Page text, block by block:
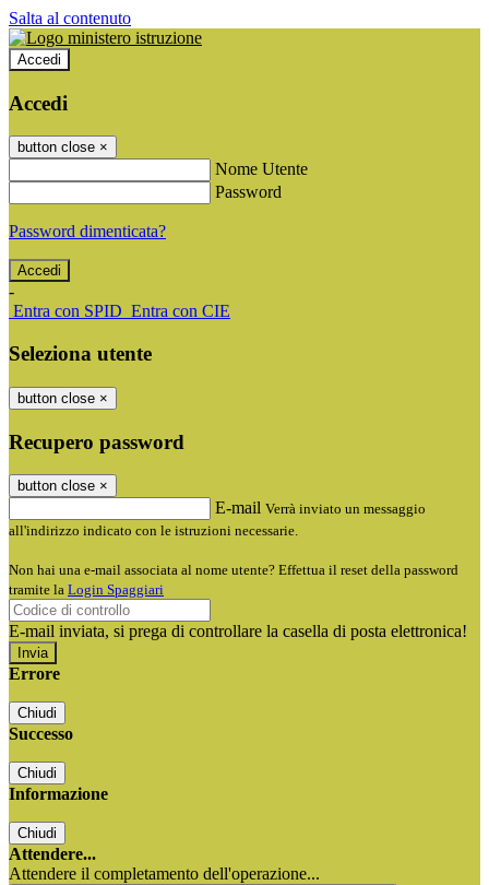
Salta al contenuto
Accedi
Accedi
button close ×
Nome Utente
Password
Password dimenticata?
-
Entra con SPID Entra con CIE
Seleziona utente
button close ×
Recupero password
button close ×
E-mail Verrà inviato un messaggio
all'indirizzo indicato con le istruzioni necessarie.
Non hai una e-mail associata al nome utente? Effettua il reset della password
tramite la Login Spaggiari
E-mail inviata, si prega di controllare la casella di posta elettronica!
Errore
Chiudi
Successo
Chiudi
Informazione
Chiudi
Attendere...
Attendere il completamento dell'operazione...